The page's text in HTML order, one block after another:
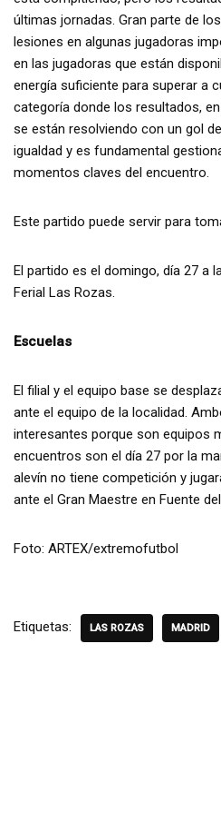
últimas jornadas. Gran parte de
lesiones en algunas jugadoras
en las jugadoras que están
energía suficiente para superar a
categoría donde los resultados,
se están resolviendo con un gol
igualdad y es fundamental
momentos claves del encuentro.
Este partido puede servir para
El partido es el domingo, día 27 a
Ferial Las Rozas.
Escuelas
El filial y el equipo base se
ante el equipo de la localidad.
interesantes porque son equipos
encuentros son el día 27 por la
alevín no tiene competición y
ante el Gran Maestre en Fuente
Foto: ARTEX/extremofutbol
Etiquetas: LAS ROZAS MADRID